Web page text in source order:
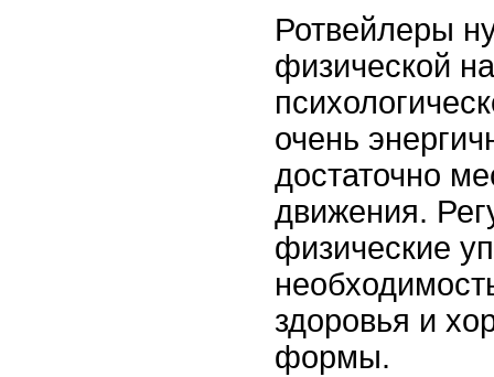
Ротвейлеры
физической
очень
достаточно
движения.
физические
здоровья и
формы.